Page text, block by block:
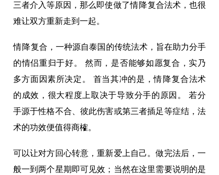
三者介入等原因，那么即使做了情降复合法术，也很
难让双方重新走到一起。
情降复合，一种源自泰国的传统法术，旨在助力分手
的情侣重归于好。 然而，是否能够如愿复合，实乃
多方面因素所决定。 首当其冲的是，情降复合法术
的成效，很大程度上取决于导致分手的原因。 若分
手源于性格不合、彼此伤害或第三者插足等症结，法
术的功效便值得商榷。
可以让对方回心转意，重新爱上自己。做完法后，一
般一到两个星期即可见效；当然在这里需要说明的是